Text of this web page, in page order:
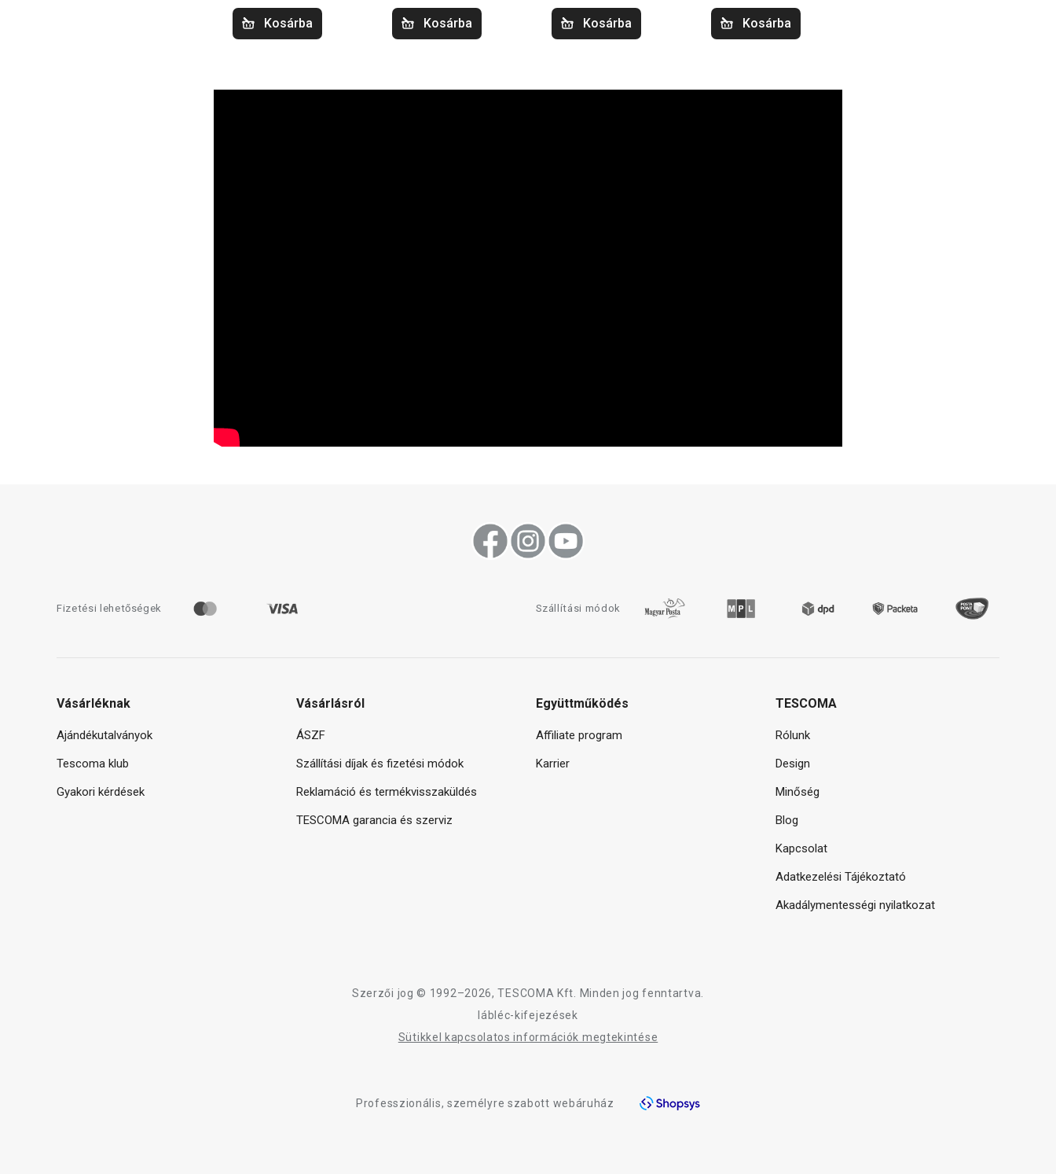
Kosárba Kosárba Kosárba Kosárba
Fizetési lehetőségek Szállítási módok
Vásárléknak
Ajándékutalványok
Tescoma klub
Gyakori kérdések
Vásárlásról
ÁSZF
Szállítási díjak és fizetési módok
Reklamáció és termékvisszaküldés
TESCOMA garancia és szerviz
Együttműködés
Affiliate program
Karrier
TESCOMA
Rólunk
Design
Minőség
Blog
Kapcsolat
Adatkezelési Tájékoztató
Akadálymentességi nyilatkozat
Szerzői jog © 1992–2026, TESCOMA Kft. Minden jog fenntartva.
lábléc-kifejezések
Sütikkel kapcsolatos információk megtekintése
Professzionális, személyre szabott webáruház